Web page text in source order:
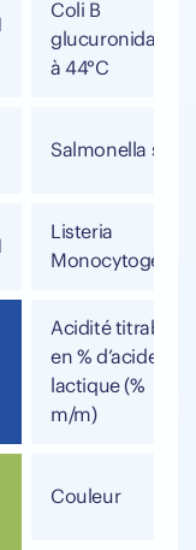
Coli B
glucuronidase+
à 44°C
Salmonella spp
Listeria
Monocytogène
Acidité titrable
en % d’acide
lactique (%
m/m)
Couleur